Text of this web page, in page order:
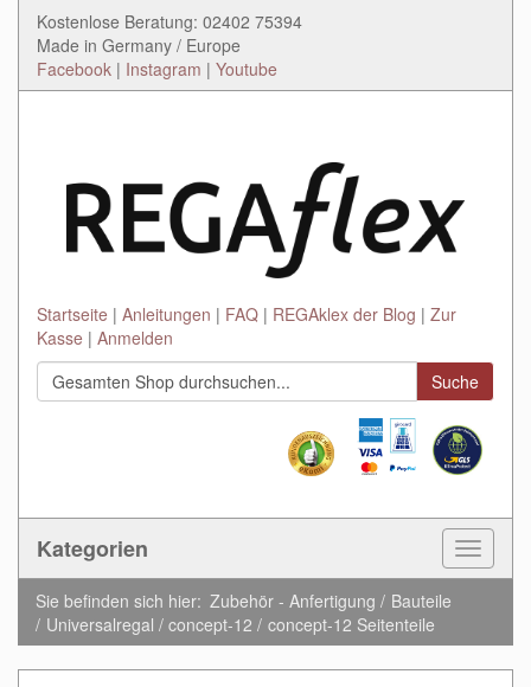
Kostenlose Beratung: 02402 75394
Made in Germany / Europe
Facebook | Instagram | Youtube
Startseite Anleitungen FAQ REGAklex der Blog
Zur
Kasse
Anmelden
Suche
Kategorien
Toggle
Sie befinden sich hier: Zubehör - Anfertigung
Bauteile
Universalregal / concept-12
concept-12 Seitenteile